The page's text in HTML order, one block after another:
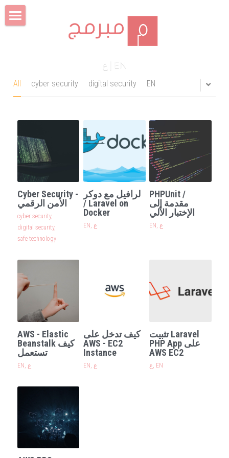
ع EN
Register
All cyber security digital security EN
Cyber Security -
الأمن الرقمي
cyber security,
digital security,
safe technology
لرافيل مع دوكر
/ Laravel on
Docker
EN, ع
PHPUnit /
مقدمة إلى
الإختبار الألي
EN, ع
AWS - Elastic
Beanstalk كيف
تستعمل
EN, ع
كيف تدخل على
AWS - EC2
Instance
EN, ع
تثبيت Laravel
PHP App على
AWS EC2
ع, EN
STORE CATEGORIES
BLOG CATEGORIES